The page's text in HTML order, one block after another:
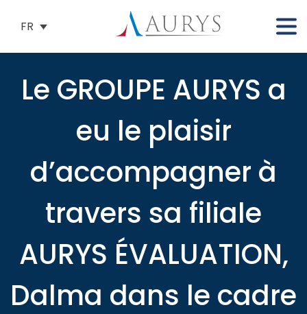
FR
Le GROUPE AURYS a
eu le plaisir
d’accompagner à
travers sa filiale
AURYS ÉVALUATION,
Dalma dans le cadre